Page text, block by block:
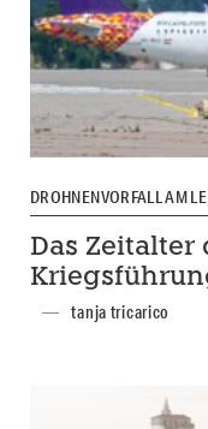
DROHNENVORFALL AM
Das Zeitalter
tanja tricarico